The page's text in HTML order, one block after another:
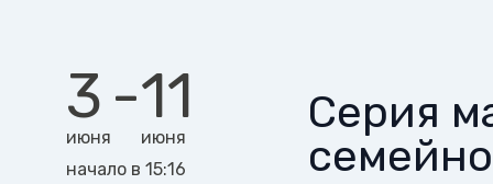
3
июня
-11
июня
начало в 15:16
Серия